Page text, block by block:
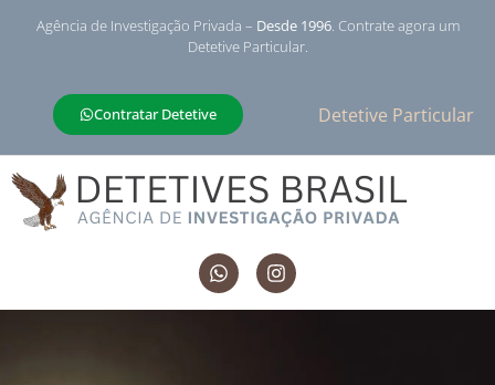
Agência de Investigação Privada – Desde 1996. Contrate agora um
Detetive Particular.
Contratar Detetive Detetive Particular